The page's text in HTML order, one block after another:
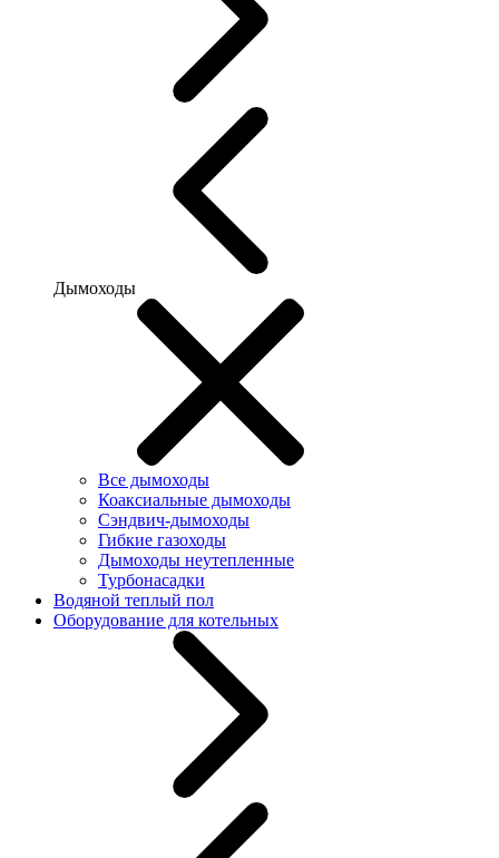
Дымоходы
Все дымоходы
Коаксиальные дымоходы
Сэндвич-дымоходы
Гибкие газоходы
Дымоходы неутепленные
Турбонасадки
Водяной теплый пол
Оборудование для котельных